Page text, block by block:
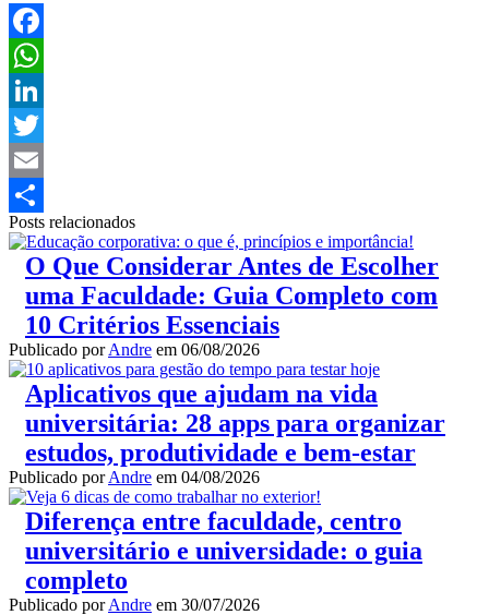
Facebook
WhatsApp
LinkedIn
Twitter
Email
Share
Posts relacionados
O Que Considerar Antes de Escolher
uma Faculdade: Guia Completo com
10 Critérios Essenciais
Publicado porAndre em 06/08/2026
Aplicativos que ajudam na vida
universitária: 28 apps para organizar
estudos, produtividade e bem-estar
Publicado porAndre em 04/08/2026
Diferença entre faculdade, centro
universitário e universidade: o guia
completo
Publicado porAndre em 30/07/2026